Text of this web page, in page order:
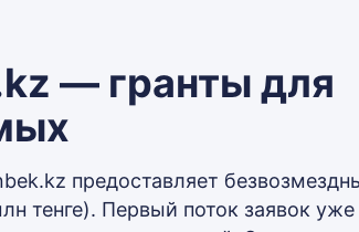
— гранты для
предоставляет
тенге). Первый поток заявок